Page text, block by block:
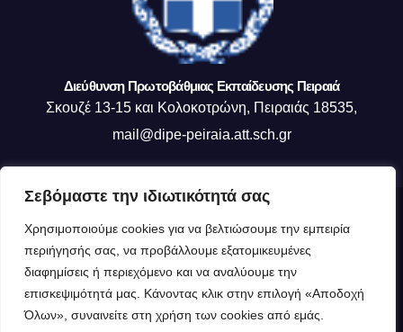
Σεβόμαστε την ιδιωτικότητά σας
Χρησιμοποιούμε cookies για να βελτιώσουμε την εμπειρία
περιήγησής σας, να προβάλλουμε εξατομικευμένες
διαφημίσεις ή περιεχόμενο και να αναλύουμε την
επισκεψιμότητά μας. Κάνοντας κλικ στην επιλογή «Αποδοχή
Όλων», συναινείτε στη χρήση των cookies από εμάς.
Διεύθυνση Πρωτοβάθμιας Εκπαίδευσης Πειραιά
Σκουζέ 13-15 και Κολοκοτρώνη, Πειραιάς 18535,
mail@dipe-peiraia.att.sch.gr
Δημιουργήθηκε από το digital2000 με την Υποστήριξη του WordPress
Θέμα: Newsup από
Themeansar
Η ΔΙΕΥΘΥΝΣΗ ΜΑΣ Οργανόγραμμα ΔΙΠΕ Πειραιά
Πολιτική Cookies (ΕΕ)